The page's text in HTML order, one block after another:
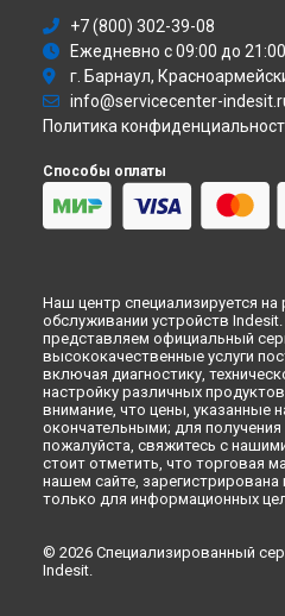
Ремонт стиральной машины
Самаре
Ремонт стиральной машины
Ремонт стиральной машины
Красноярске
Ремонт стиральной машины
Ремонт стиральной машины
Ульяновске
Ремонт стиральной машины
Кирове
Ремонт стиральной машины
Кемерово
Ремонт стиральной машины
Новокузнецке
Ремонт стиральной машины
Ремонт стиральной машины
Астрахани
Ремонт стиральной машины
Набережных Челнах
Липецке
+7 (800) 302-39-08
Ежедневно с 09:00 до 21:00
г. Барнаул,
info@servicecenter-
Политика
Способы оплаты
Наш центр специализируется на
обслуживании устройств
представляем официальный
высококачественные услуги
включая диагностику,
настройку различных
внимание, что цены, указанные
окончательными; для
пожалуйста, свяжитесь с
стоит отметить, что торговая
нашем сайте, зарегистрирована
только для информационных
© 2026 Специализированный
Indesit.